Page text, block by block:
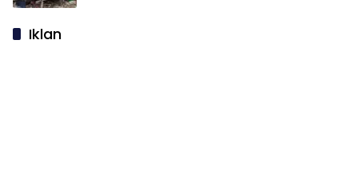
Iklan